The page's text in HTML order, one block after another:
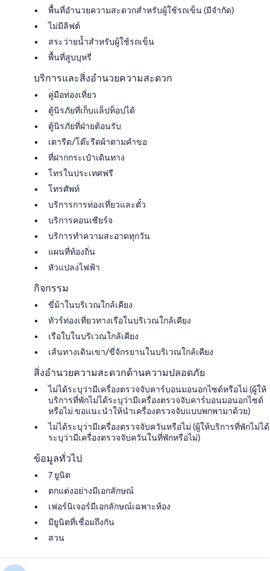
พื้นที่อำนวยความสะดวกสำหรับผู้ใช้รถเข็น (มีจำกัด)
ไม่มีลิฟต์
สระว่ายน้ำสำหรับผู้ใช้รถเข็น
พื้นที่สูบบุหรี่
บริการและสิ่งอำนวยความสะดวก
คู่มือท่องเที่ยว
ตู้นิรภัยที่เก็บแล็ปท็อปได้
ตู้นิรภัยที่ฝ่ายต้อนรับ
เตารีด/โต๊ะรีดผ้าตามคำขอ
ที่ฝากกระเป๋าเดินทาง
โทรในประเทศฟรี
โทรศัพท์
บริการการท่องเที่ยวและตั๋ว
บริการคอนเซียร์จ
บริการทำความสะอาดทุกวัน
แผนที่ท้องถิ่น
หัวแปลงไฟฟ้า
กิจกรรม
ขี่ม้าในบริเวณใกล้เคียง
ทัวร์ท่องเที่ยวทางเรือในบริเวณใกล้เคียง
เรือใบในบริเวณใกล้เคียง
เส้นทางเดินเขา/ขี่จักรยานในบริเวณใกล้เคียง
สิ่งอำนวยความสะดวกด้านความปลอดภัย
ไม่ได้ระบุว่ามีเครื่องตรวจจับคาร์บอนมอนอกไซด์หรือไม่ (ผู้ให้
บริการที่พักไม่ได้ระบุว่ามีเครื่องตรวจจับคาร์บอนมอนอกไซด์
หรือไม่ ขอแนะนำให้นำเครื่องตรวจจับแบบพกพามาด้วย)
ไม่ได้ระบุว่ามีเครื่องตรวจจับควันหรือไม่ (ผู้ให้บริการที่พักไม่ได้
ระบุว่ามีเครื่องตรวจจับควันในที่พักหรือไม่)
ข้อมูลทั่วไป
7 ยูนิต
ตกแต่งอย่างมีเอกลักษณ์
เฟอร์นิเจอร์มีเอกลักษณ์เฉพาะห้อง
มียูนิตที่เชื่อมถึงกัน
สวน